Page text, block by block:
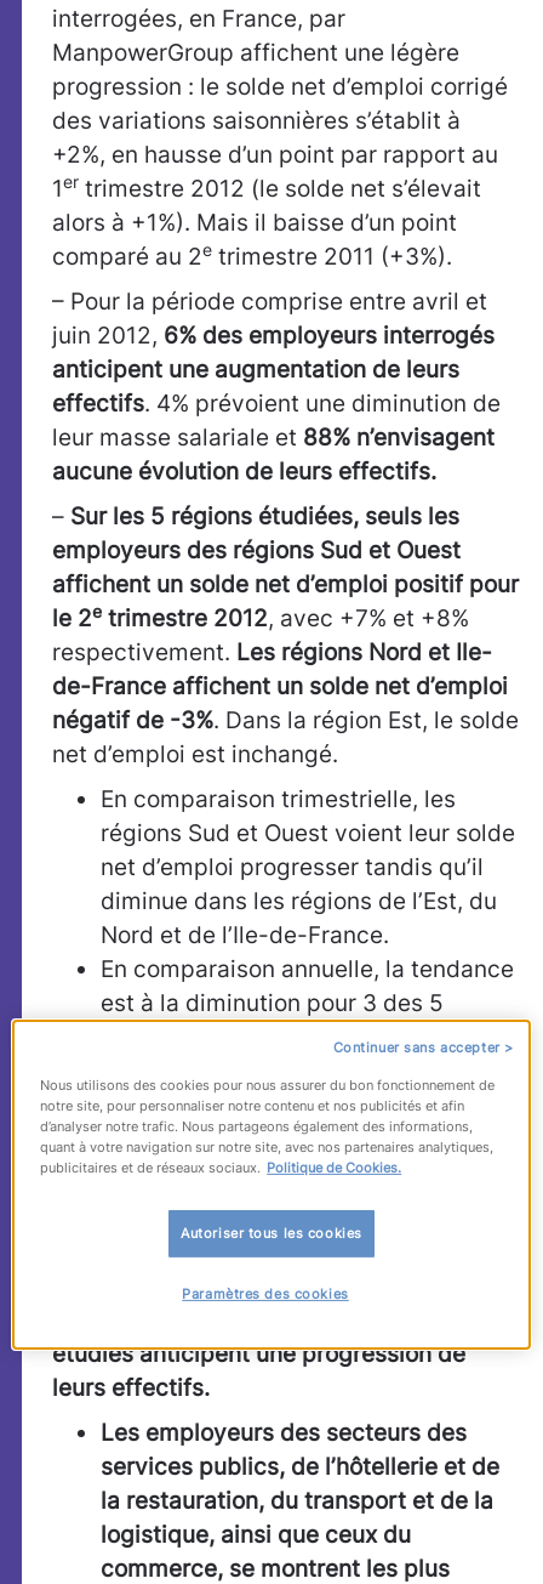
interrogées, en France, par
ManpowerGroup affichent une légère
progression : le solde net d’emploi corrigé
des variations saisonnières s’établit à
+2%, en hausse d’un point par rapport au
1er trimestre 2012 (le solde net s’élevait
alors à +1%). Mais il baisse d’un point
comparé au 2e trimestre 2011 (+3%).
– Pour la période comprise entre avril et
juin 2012, 6% des employeurs interrogés
anticipent une augmentation de leurs
effectifs. 4% prévoient une diminution de
leur masse salariale et 88% n’envisagent
aucune évolution de leurs effectifs.
– Sur les 5 régions étudiées, seuls les
employeurs des régions Sud et Ouest
affichent un solde net d’emploi positif pour
le 2e trimestre 2012, avec +7% et +8%
respectivement. Les régions Nord et Ile-
de-France affichent un solde net d’emploi
négatif de -3%. Dans la région Est, le solde
net d’emploi est inchangé.
En comparaison trimestrielle, les
régions Sud et Ouest voient leur solde
net d’emploi progresser tandis qu’il
diminue dans les régions de l’Est, du
Nord et de l’Ile-de-France.
En comparaison annuelle, la tendance
est à la diminution pour 3 des 5
régions étudiées : la région Est
points, le Nord perd 2 points et l’Ile-
de-France perd 3 points ; en
revanche, on note une importante
progression pour la région Sud (+8
points) et Ouest (+7 points).
trimestre 2012, les
étudiés anticipent une progression de
leurs effectifs.
Les employeurs des secteurs des
services publics, de l’hôtellerie et de
la restauration, du transport et de la
logistique, ainsi que ceux du
commerce, se montrent les plus
Continuer sans accepter >
Nous utilisons des cookies pour nous assurer du bon fonctionnement de
notre site, pour personnaliser notre contenu et nos publicités et afin
d’analyser notre trafic. Nous partageons également des informations,
quant à votre navigation sur notre site, avec nos partenaires analytiques,
publicitaires et de réseaux sociaux. Politique de Cookies.
Autoriser tous les cookies
Paramètres des cookies